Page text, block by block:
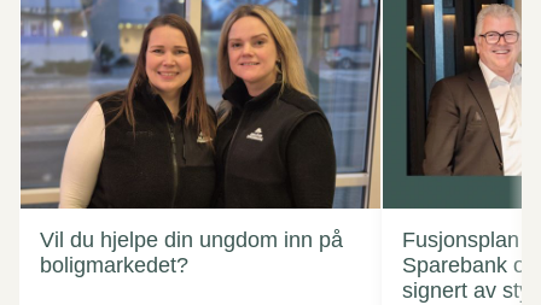
Vil du hjelpe din ungdom inn på
boligmarkedet?
Fusjonsplan
Sparebank
signert av